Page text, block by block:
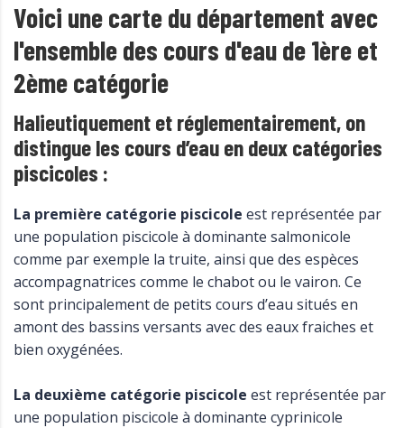
Voici une carte du département avec
l'ensemble des cours d'eau de 1ère et
2ème catégorie
Halieutiquement et réglementairement, on
distingue les cours d’eau en deux catégories
piscicoles :
La première catégorie piscicole est représentée par
une population piscicole à dominante salmonicole
comme par exemple la truite, ainsi que des espèces
accompagnatrices comme le chabot ou le vairon. Ce
sont principalement de petits cours d’eau situés en
amont des bassins versants avec des eaux fraiches et
bien oxygénées.
La deuxième catégorie piscicole est représentée par
une population piscicole à dominante cyprinicole